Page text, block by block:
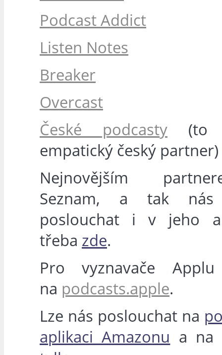
Podcast Addict
Listen Notes
Breaker
Overcast
České podcasty(to
empatický český partner)
Nejnovějším
Seznam, a tak nás
poslouchat i v jeho
třeba zde.
Pro vyznavače
na podcasts.apple.
Lze nás poslouchat na
aplikaci Amazonu a na